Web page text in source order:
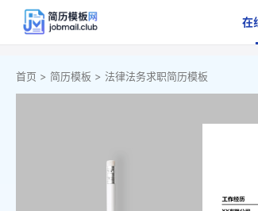
在
首页 > 简历模板 > 法律法务求职简历模板